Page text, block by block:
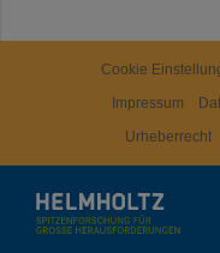
Cookie
Impressum
Urheberrecht